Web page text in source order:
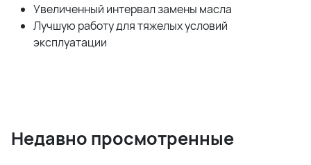
Увеличенный интервал замены масла
Лучшую работу для тяжелых условий
эксплуатации
Недавно просмотренные